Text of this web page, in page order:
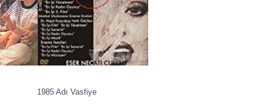
1985 Adı Vasfiye